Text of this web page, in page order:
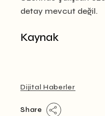
detay mevcut değil.
Kaynak
Dijital Haberler
Share